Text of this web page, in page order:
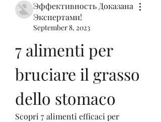
Эффективность Доказана
Экспертами!
September 8, 2023
7 alimenti per
bruciare il grasso
dello stomaco
Scopri 7 alimenti efficaci per